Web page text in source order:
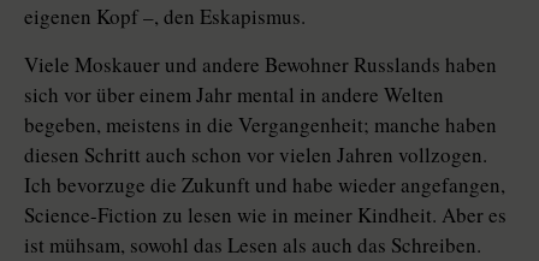
eigenen Kopf –, den Eskapismus.
Viele Moskauer und andere Bewohner Russlands haben
sich vor über einem Jahr mental in andere Welten
begeben, meistens in die Vergangenheit; manche haben
diesen Schritt auch schon vor vielen Jahren vollzogen.
Ich bevorzuge die Zukunft und habe wieder angefangen,
Science-Fiction zu lesen wie in meiner Kindheit. Aber es
ist mühsam, sowohl das Lesen als auch das Schreiben.